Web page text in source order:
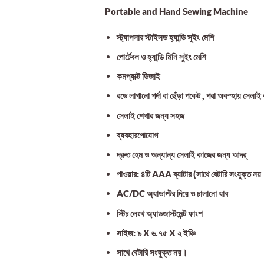
Portable and Hand Sewing Machine
স্ট্যাপলার স্টাইলড হ্যান্ডি সুইং মেশি
পোর্টেবল ও হ্যান্ডি মিনি সুইং মেশি
কমপ্যাক্ট ডিজাই
রডে লাগানো পর্দা বা ছেঁড়া পকেট , পরা অবস্হায় সেলাই
সেলাই শেখার জন্য সহজ
ব্যবহারপোযোগ
দ্রুত হেম ও অন্যান্য সেলাই কাজের জন্য আদর্
পাওয়ার: ৪টি AAA ব্যাটার (সাথে বেটারি সংযুক্ত
AC/DC অ্যাডাপ্টর দিয়ে ও চালানো যাব
স্টিচ লেংথ অ্যাডজাস্টমেন্ট ফাংশ
সাইজ: ৯ X ৬.৭৫ X ২ ইঞ্চি
সাথে বেটারি সংযুক্ত নয়।